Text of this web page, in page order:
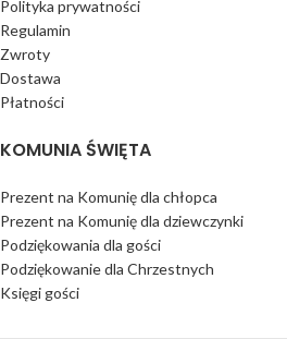
Polityka prywatności
Regulamin
Zwroty
Dostawa
Płatności
KOMUNIA ŚWIĘTA
Prezent na Komunię dla chłopca
Prezent na Komunię dla dziewczynki
Podziękowania dla gości
Podziękowanie dla Chrzestnych
Księgi gości